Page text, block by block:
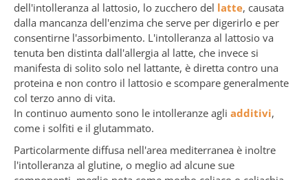
dell'intolleranza al lattosio, lo zucchero del latte, causata
dalla mancanza dell'enzima che serve per digerirlo e per
consentirne l'assorbimento. L'intolleranza al lattosio va
tenuta ben distinta dall'allergia al latte, che invece si
manifesta di solito solo nel lattante, è diretta contro una
proteina e non contro il lattosio e scompare generalmente
col terzo anno di vita.
In continuo aumento sono le intolleranze agli additivi,
come i solfiti e il glutammato.
Particolarmente diffusa nell'area mediterranea è inoltre
l'intolleranza al glutine, o meglio ad alcune sue